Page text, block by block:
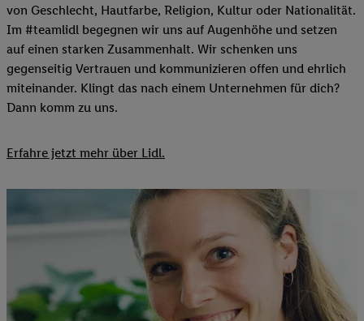
von Geschlecht, Hautfarbe, Religion, Kultur oder Nationalität.
Im #teamlidl begegnen wir uns auf Augenhöhe und setzen
auf einen starken Zusammenhalt. Wir schenken uns
gegenseitig Vertrauen und kommunizieren offen und ehrlich
miteinander. Klingt das nach einem Unternehmen für dich?
Dann komm zu uns.​
Erfahre jetzt mehr über Lidl.